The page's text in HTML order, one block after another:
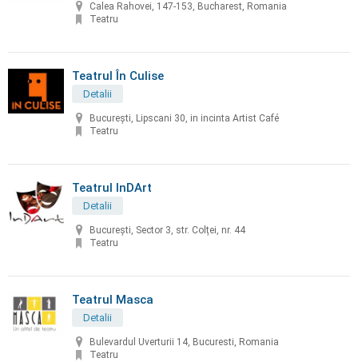
Calea Rahovei, 147-153, Bucharest, Romania
Teatru
Teatrul În Culise
Detalii
Bucureşti, Lipscani 30, in incinta Artist Café
Teatru
Teatrul InDArt
Detalii
București, Sector 3, str. Colței, nr. 44
Teatru
Teatrul Masca
Detalii
Bulevardul Uverturii 14, Bucuresti, Romania
Teatru